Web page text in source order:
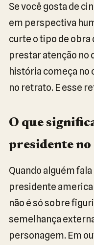
Se você gosta de
em perspectiva
curte o tipo de obra
prestar atenção no
história começa no
no retrato. E esse
O que
presidente no
Quando alguém
presidente
não é só sobre
semelhança
personagem. Em